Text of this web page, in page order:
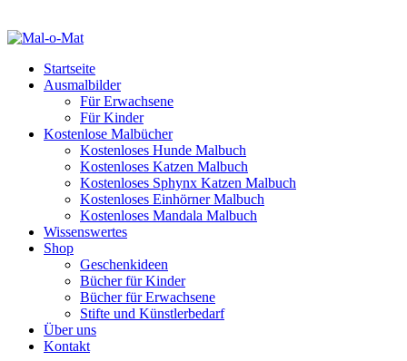
Startseite
Ausmalbilder
Für Erwachsene
Für Kinder
Kostenlose Malbücher
Kostenloses Hunde Malbuch
Kostenloses Katzen Malbuch
Kostenloses Sphynx Katzen Malbuch
Kostenloses Einhörner Malbuch
Kostenloses Mandala Malbuch
Wissenswertes
Shop
Geschenkideen
Bücher für Kinder
Bücher für Erwachsene
Stifte und Künstlerbedarf
Über uns
Kontakt